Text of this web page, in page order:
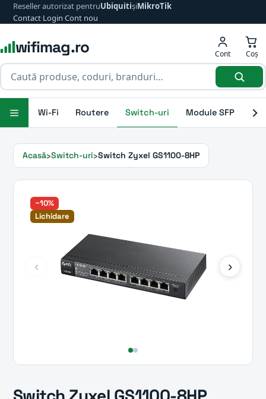
Reseller autorizat pentruUbiquitișiMikroTik
Contact·Login·Cont nou
wifimag.ro Cont Coș
Wi-Fi Routere Switch-uri Module SFP
Acasă Switch-uri Switch Zyxel GS1100-8HP
‹ ›
−10%
Lichidare